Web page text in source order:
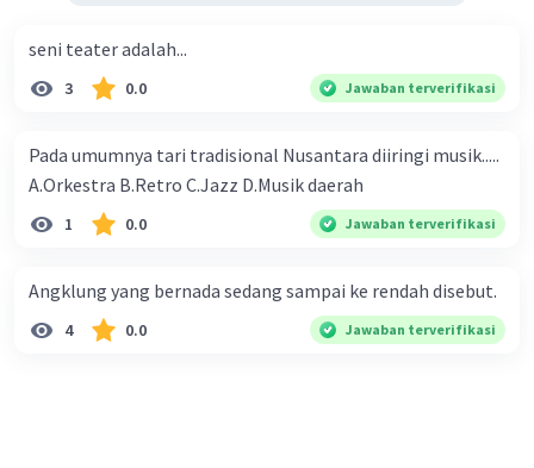
seni teater adalah...
3 0.0 Jawaban terverifikasi
Pada umumnya tari tradisional Nusantara diiringi musik.....
A.Orkestra B.Retro C.Jazz D.Musik daerah​
1 0.0 Jawaban terverifikasi
Angklung yang bernada sedang sampai ke rendah disebut.
4 0.0 Jawaban terverifikasi